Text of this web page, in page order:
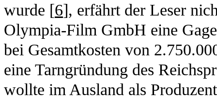
wurde [6], erfährt der Leser
Olympia-Film GmbH eine
bei Gesamtkosten von
eine Tarngründung des
wollte im Ausland als